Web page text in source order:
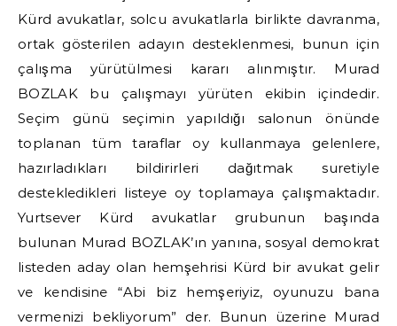
Kürd avukatlar, solcu avukatlarla birlikte davranma,
ortak gösterilen adayın desteklenmesi, bunun için
çalışma yürütülmesi kararı alınmıştır. Murad
BOZLAK bu çalışmayı yürüten ekibin içindedir.
Seçim günü seçimin yapıldığı salonun önünde
toplanan tüm taraflar oy kullanmaya gelenlere,
hazırladıkları bildirirleri dağıtmak suretiyle
destekledikleri listeye oy toplamaya çalışmaktadır.
Yurtsever Kürd avukatlar grubunun başında
bulunan Murad BOZLAK’ın yanına, sosyal demokrat
listeden aday olan hemşehrisi Kürd bir avukat gelir
ve kendisine “Abi biz hemşeriyiz, oyunuzu bana
vermenizi bekliyorum” der. Bunun üzerine Murad